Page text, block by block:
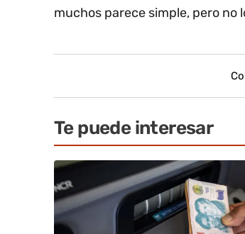
muchos parece simple, pero no
Te puede interesar